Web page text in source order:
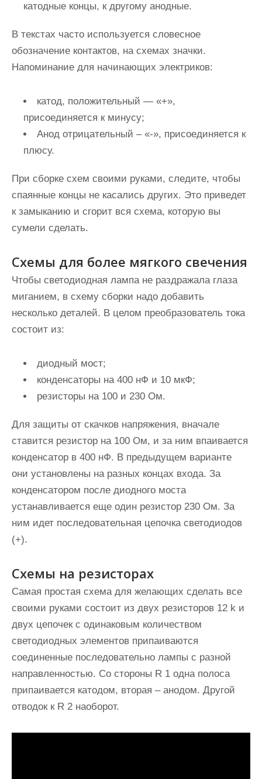
катодные концы, к другому анодные.
В текстах часто используется словесное
обозначение контактов, на схемах значки.
Напоминание для начинающих электриков:
катод, положительный — «+»,
присоединяется к минусу;
Анод отрицательный – «-», присоединяется к
плюсу.
При сборке схем своими руками, следите, чтобы
спаянные концы не касались других. Это приведет
к замыканию и сгорит вся схема, которую вы
сумели сделать.
Схемы для более мягкого свечения
Чтобы светодиодная лампа не раздражала глаза
миганием, в схему сборки надо добавить
несколько деталей. В целом преобразователь тока
состоит из:
диодный мост;
конденсаторы на 400 нФ и 10 мкФ;
резисторы на 100 и 230 Ом.
Для защиты от скачков напряжения, вначале
ставится резистор на 100 Ом, и за ним впаивается
конденсатор в 400 нФ. В предыдущем варианте
они установлены на разных концах входа. За
конденсатором после диодного моста
устанавливается еще один резистор 230 Ом. За
ним идет последовательная цепочка светодиодов
(+).
Схемы на резисторах
Самая простая схема для желающих сделать все
своими руками состоит из двух резисторов 12 k и
двух цепочек с одинаковым количеством
светодиодных элементов припаиваются
соединенные последовательно лампы с разной
направленностью. Со стороны R 1 одна полоса
припаивается катодом, вторая – анодом. Другой
отводок к R 2 наоборот.